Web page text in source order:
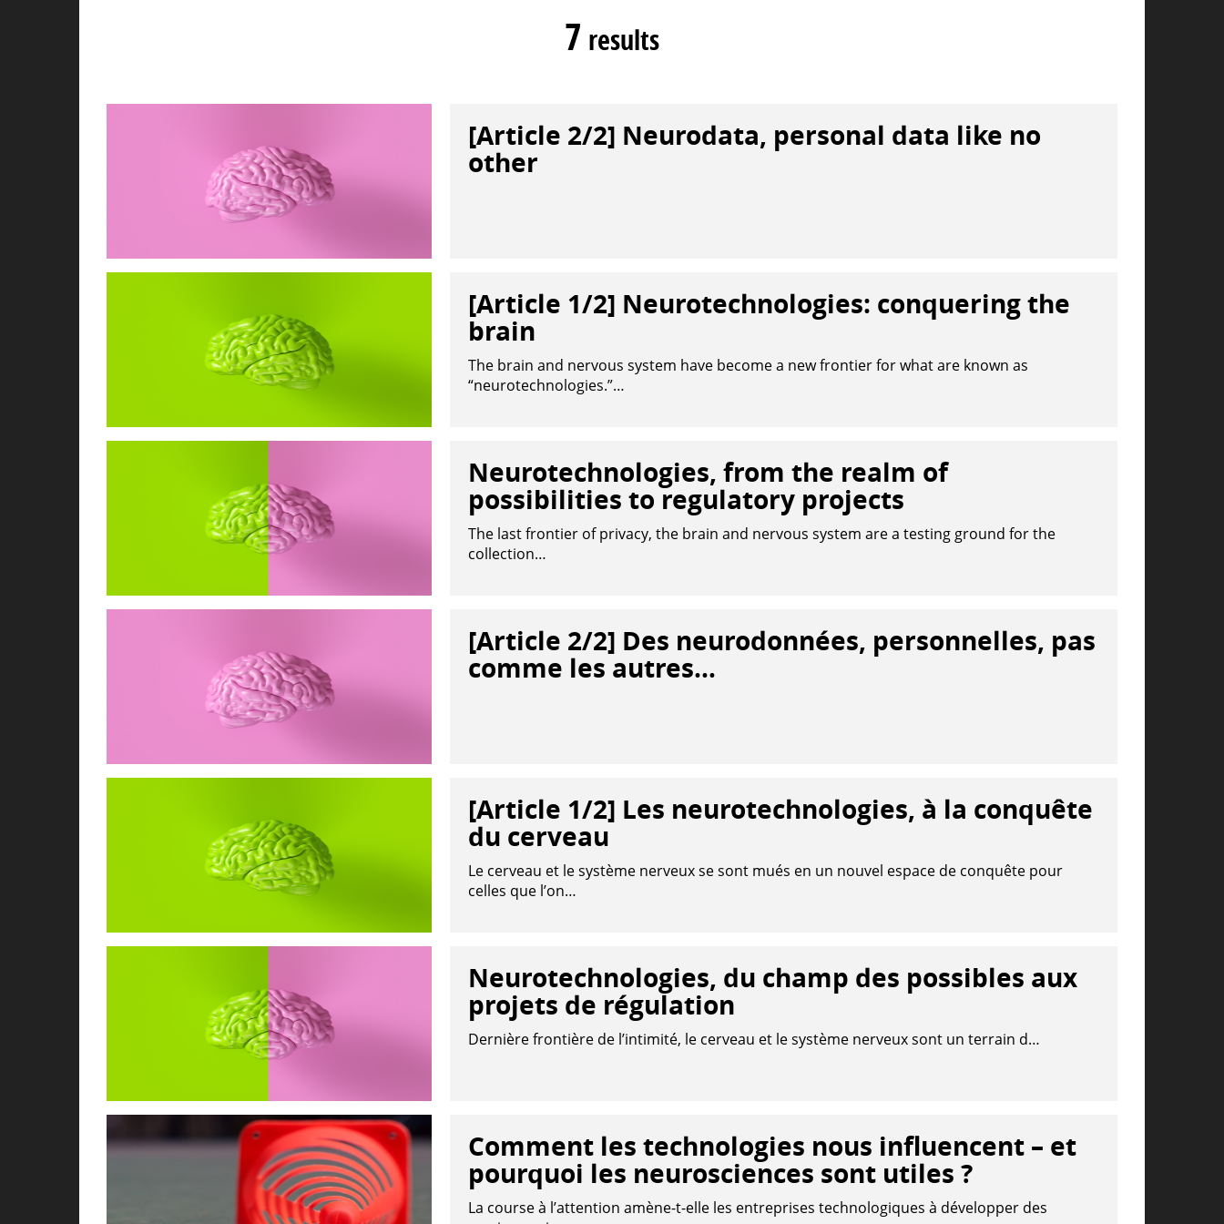
7 results
[Article 2/2] Neurodata, personal data like no
other
[Article 1/2] Neurotechnologies: conquering the
brain
The brain and nervous system have become a new frontier for what are known as
“neurotechnologies.”…
Neurotechnologies, from the realm of
possibilities to regulatory projects
The last frontier of privacy, the brain and nervous system are a testing ground for the
collection…
[Article 2/2] Des neurodonnées, personnelles, pas
comme les autres…
[Article 1/2] Les neurotechnologies, à la conquête
du cerveau
Le cerveau et le système nerveux se sont mués en un nouvel espace de conquête pour
celles que l’on…
Neurotechnologies, du champ des possibles aux
projets de régulation
Dernière frontière de l’intimité, le cerveau et le système nerveux sont un terrain d…
Comment les technologies nous influencent – et
pourquoi les neurosciences sont utiles ?
La course à l’attention amène-t-elle les entreprises technologiques à développer des